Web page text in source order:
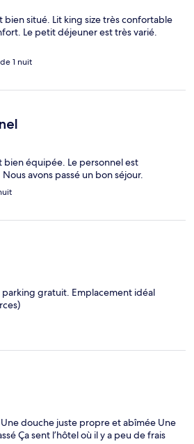
bien situé. Lit king size très confortable
Le petit déjeuner est très varié.
1 nuit
équipée. Le personnel est
avons passé un bon séjour.
gratuit. Emplacement idéal
douche juste propre et abîmée Une
Ça sent l’hôtel où il y a peu de frais